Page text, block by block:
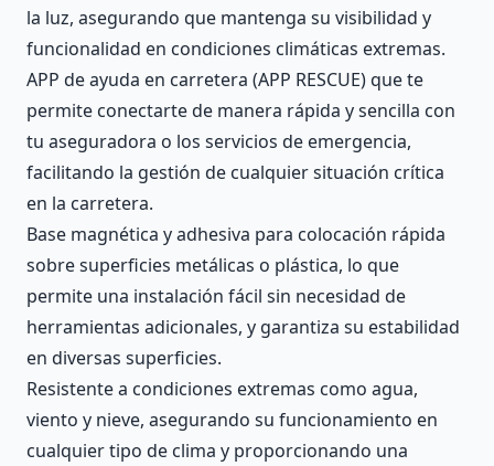
la luz, asegurando que mantenga su visibilidad y
funcionalidad en condiciones climáticas extremas.
APP de ayuda en carretera (APP RESCUE) que te
permite conectarte de manera rápida y sencilla con
tu aseguradora o los servicios de emergencia,
facilitando la gestión de cualquier situación crítica
en la carretera.
Base magnética y adhesiva para colocación rápida
sobre superficies metálicas o plástica, lo que
permite una instalación fácil sin necesidad de
herramientas adicionales, y garantiza su estabilidad
en diversas superficies.
Resistente a condiciones extremas como agua,
viento y nieve, asegurando su funcionamiento en
cualquier tipo de clima y proporcionando una